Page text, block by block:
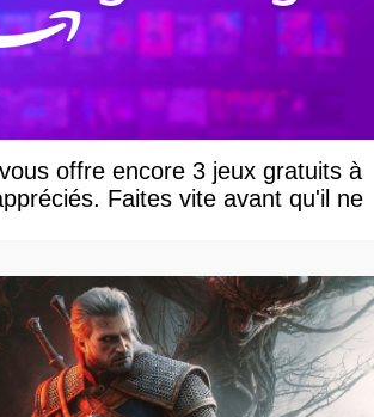
offre encore 3 jeux gratuits à
Faites vite avant qu'il ne